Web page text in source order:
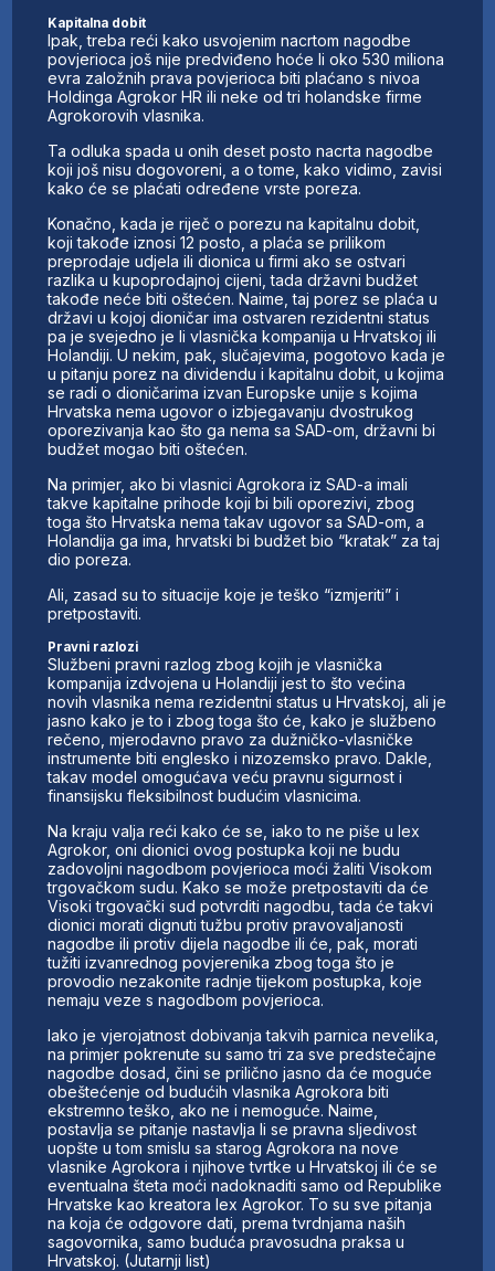
Kapitalna dobit
Ipak, treba reći kako usvojenim nacrtom nagodbe
povjerioca još nije predviđeno hoće li oko 530 miliona
evra založnih prava povjerioca biti plaćano s nivoa
Holdinga Agrokor HR ili neke od tri holandske firme
Agrokorovih vlasnika.
Ta odluka spada u onih deset posto nacrta nagodbe
koji još nisu dogovoreni, a o tome, kako vidimo, zavisi
kako će se plaćati određene vrste poreza.
Konačno, kada je riječ o porezu na kapitalnu dobit,
koji takođe iznosi 12 posto, a plaća se prilikom
preprodaje udjela ili dionica u firmi ako se ostvari
razlika u kupoprodajnoj cijeni, tada državni budžet
takođe neće biti oštećen. Naime, taj porez se plaća u
državi u kojoj dioničar ima ostvaren rezidentni status
pa je svejedno je li vlasnička kompanija u Hrvatskoj ili
Holandiji. U nekim, pak, slučajevima, pogotovo kada je
u pitanju porez na dividendu i kapitalnu dobit, u kojima
se radi o dioničarima izvan Europske unije s kojima
Hrvatska nema ugovor o izbjegavanju dvostrukog
oporezivanja kao što ga nema sa SAD-om, državni bi
budžet mogao biti oštećen.
Na primjer, ako bi vlasnici Agrokora iz SAD-a imali
takve kapitalne prihode koji bi bili oporezivi, zbog
toga što Hrvatska nema takav ugovor sa SAD-om, a
Holandija ga ima, hrvatski bi budžet bio “kratak” za taj
dio poreza.
Ali, zasad su to situacije koje je teško “izmjeriti” i
pretpostaviti.
Pravni razlozi
Službeni pravni razlog zbog kojih je vlasnička
kompanija izdvojena u Holandiji jest to što većina
novih vlasnika nema rezidentni status u Hrvatskoj, ali je
jasno kako je to i zbog toga što će, kako je službeno
rečeno, mjerodavno pravo za dužničko-vlasničke
instrumente biti englesko i nizozemsko pravo. Dakle,
takav model omogućava veću pravnu sigurnost i
finansijsku fleksibilnost budućim vlasnicima.
Na kraju valja reći kako će se, iako to ne piše u lex
Agrokor, oni dionici ovog postupka koji ne budu
zadovoljni nagodbom povjerioca moći žaliti Visokom
trgovačkom sudu. Kako se može pretpostaviti da će
Visoki trgovački sud potvrditi nagodbu, tada će takvi
dionici morati dignuti tužbu protiv pravovaljanosti
nagodbe ili protiv dijela nagodbe ili će, pak, morati
tužiti izvanrednog povjerenika zbog toga što je
provodio nezakonite radnje tijekom postupka, koje
nemaju veze s nagodbom povjerioca.
Iako je vjerojatnost dobivanja takvih parnica nevelika,
na primjer pokrenute su samo tri za sve predstečajne
nagodbe dosad, čini se prilično jasno da će moguće
obeštećenje od budućih vlasnika Agrokora biti
ekstremno teško, ako ne i nemoguće. Naime,
postavlja se pitanje nastavlja li se pravna sljedivost
uopšte u tom smislu sa starog Agrokora na nove
vlasnike Agrokora i njihove tvrtke u Hrvatskoj ili će se
eventualna šteta moći nadoknaditi samo od Republike
Hrvatske kao kreatora lex Agrokor. To su sve pitanja
na koja će odgovore dati, prema tvrdnjama naših
sagovornika, samo buduća pravosudna praksa u
Hrvatskoj. (Jutarnji list)